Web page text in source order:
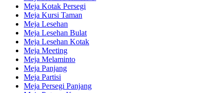
Meja Kotak Persegi
Meja Kursi Taman
Meja Lesehan
Meja Lesehan Bulat
Meja Lesehan Kotak
Meja Meeting
Meja Melaminto
Meja Panjang
Meja Partisi
Meja Persegi Panjang